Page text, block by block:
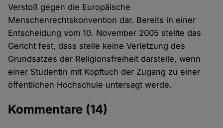
Verstoß gegen die Europäische
Menschenrechtskonvention dar. Bereits in einer
Entscheidung vom 10. November 2005 stellte das
Gericht fest, dass stelle keine Verletzung des
Grundsatzes der Religionsfreiheit darstelle, wenn
einer Studentin mit Kopftuch der Zugang zu einer
öffentlichen Hochschule untersagt werde.
Kommentare (14)